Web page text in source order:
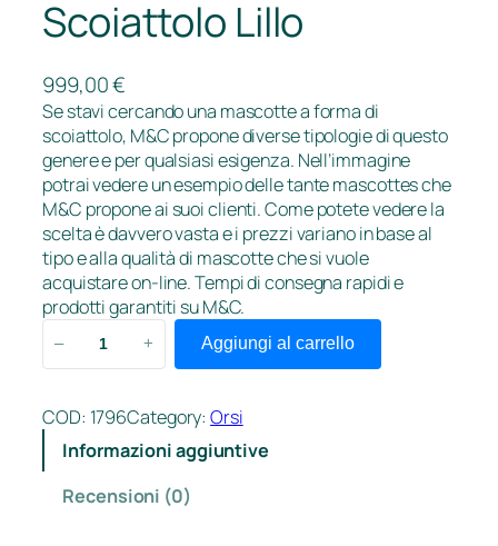
Scoiattolo Lillo
999,00€
Se stavi cercando una mascotte a forma di
scoiattolo, M&C propone diverse tipologie di questo
genere e per qualsiasi esigenza. Nell’immagine
potrai vedere un esempio delle tante mascottes che
M&C propone ai suoi clienti. Come potete vedere la
scelta è davvero vasta e i prezzi variano in base al
tipo e alla qualità di mascotte che si vuole
acquistare on-line. Tempi di consegna rapidi e
prodotti garantiti su M&C.
i
a
t
– + Aggiungi al carrello
COD: 1796Category:Orsi
Informazioni aggiuntive
Recensioni (0)